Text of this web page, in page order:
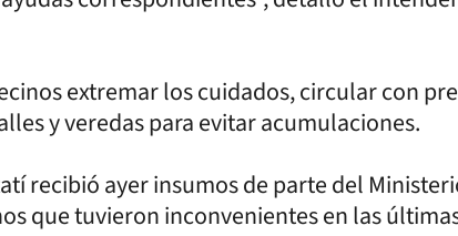
extremar los cuidados, circular con
y veredas para evitar acumulaciones.
recibió ayer insumos de parte del
que tuvieron inconvenientes en las